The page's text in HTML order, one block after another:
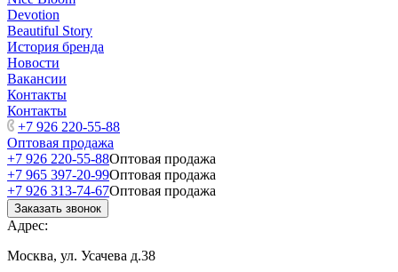
Devotion
Beautiful Story
История бренда
Новости
Вакансии
Контакты
Контакты
+7 926 220-55-88
Оптовая продажа
+7 926 220-55-88Оптовая продажа
+7 965 397-20-99Оптовая продажа
+7 926 313-74-67Оптовая продажа
Заказать звонок
Адрес:
Москва, ул. Усачева д.38